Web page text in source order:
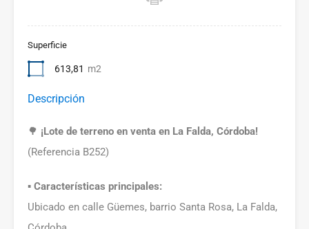
Superficie
613,81 m2
Descripción
🌳 ¡Lote de terreno en venta en La Falda, Córdoba!
(Referencia B252)
▪️ Características principales:
Ubicado en calle Güemes, barrio Santa Rosa, La Falda,